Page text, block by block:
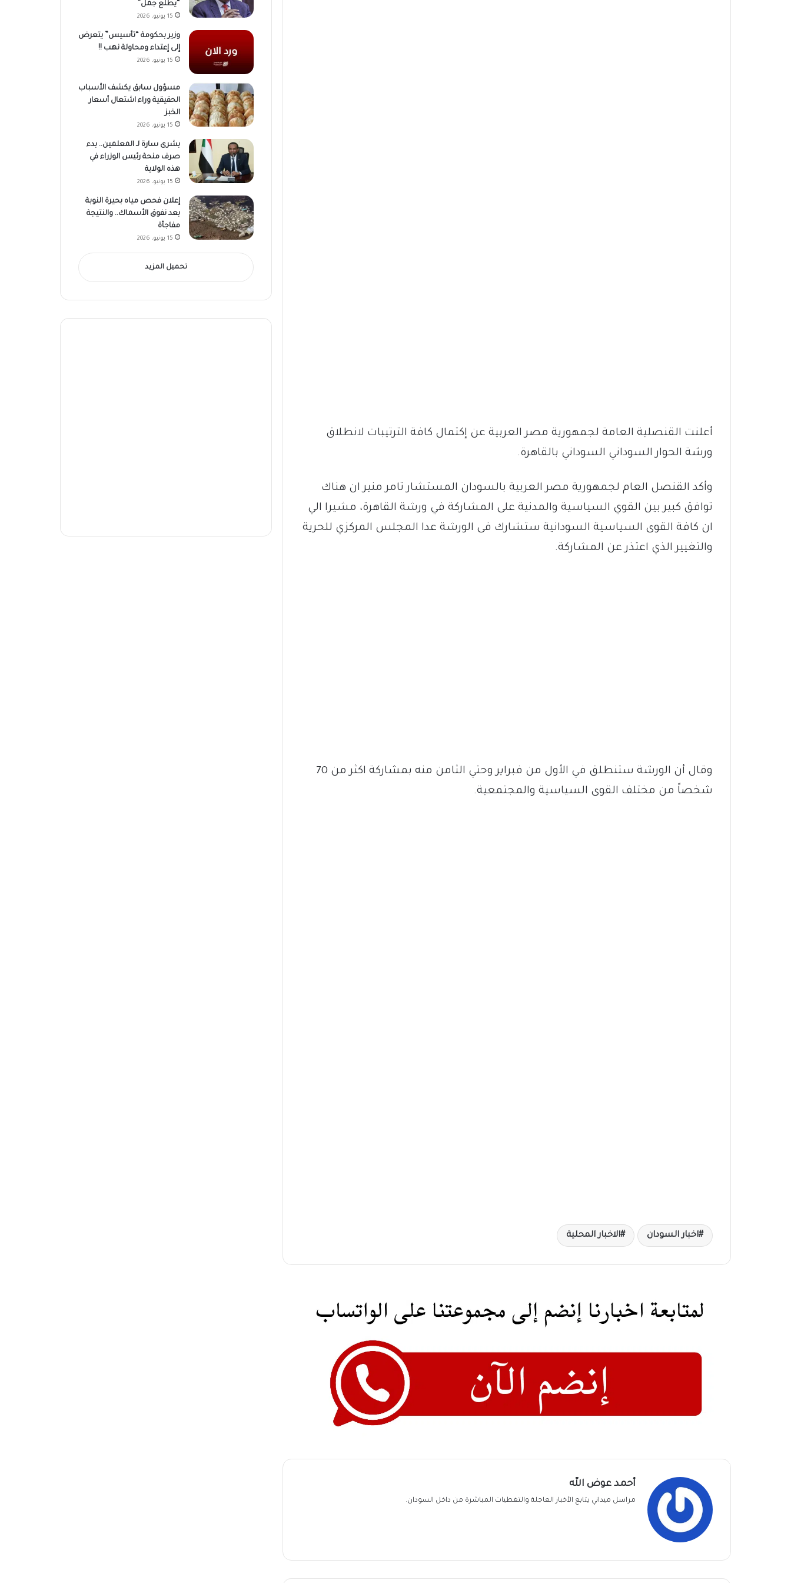
أعلنت القنصلية العامة لجمهورية مصر العربية عن إكتمال كافة الترتيبات لانطلاق
ورشة الحوار السوداني السوداني بالقاهرة.
وأكد القنصل العام لجمهورية مصر العربية بالسودان المستشار تامر منير ان هناك
توافق كبير بين القوي السياسية والمدنية على المشاركة في ورشة القاهرة، مشيرا الي
ان كافة القوى السياسية السودانية ستشارك فى الورشة عدا المجلس المركزي للحرية
والتغيير الذي اعتذر عن المشاركة.
وقال أن الورشة ستنطلق في الأول من فبراير وحتي الثامن منه بمشاركة اكثر من 70
شخصاً من مختلف القوى السياسية والمجتمعية.
اخبار السودان الاخبار المحلية
أحمد عوض الله
مراسل ميداني يتابع الأخبار العاجلة والتغطيات المباشرة من داخل السودان.
“يطلع جمل”
15 يونيو، 2026
وزير بحكومة “تأسيس” يتعرض
إلى إعتداء ومحاولة نهب !!
15 يونيو، 2026
مسؤول سابق يكشف الأسباب
الحقيقية وراء اشتعال أسعار
الخبز
15 يونيو، 2026
بشرى سارة لـ المعلمين.. بدء
صرف منحة رئيس الوزراء في
هذه الولاية
15 يونيو، 2026
إعلان فحص مياه بحيرة النوبة
بعد نفوق الأسماك.. والنتيجة
مفاجأة
15 يونيو، 2026
تحميل المزيد